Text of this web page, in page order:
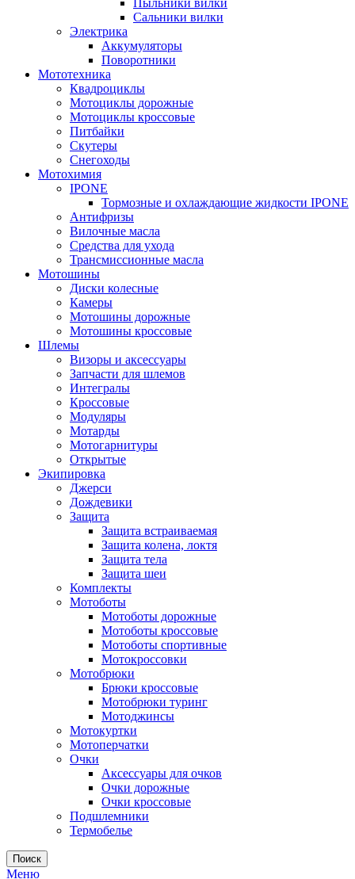
Пыльники вилки
Сальники вилки
Электрика
Аккумуляторы
Поворотники
Мототехника
Квадроциклы
Мотоциклы дорожные
Мотоциклы кроссовые
Питбайки
Скутеры
Снегоходы
Мотохимия
IPONE
Тормозные и охлаждающие жидкости IPONE
Антифризы
Вилочные масла
Средства для ухода
Трансмиссионные масла
Мотошины
Диски колесные
Камеры
Мотошины дорожные
Мотошины кроссовые
Шлемы
Визоры и аксессуары
Запчасти для шлемов
Интегралы
Кроссовые
Модуляры
Мотарды
Мотогарнитуры
Открытые
Экипировка
Джерси
Дождевики
Защита
Защита встраиваемая
Защита колена, локтя
Защита тела
Защита шеи
Комплекты
Мотоботы
Мотоботы дорожные
Мотоботы кроссовые
Мотоботы спортивные
Мотокроссовки
Мотобрюки
Брюки кроссовые
Мотобрюки туринг
Мотоджинсы
Мотокуртки
Мотоперчатки
Очки
Аксессуары для очков
Очки дорожные
Очки кроссовые
Подшлемники
Термобелье
Поиск
Меню